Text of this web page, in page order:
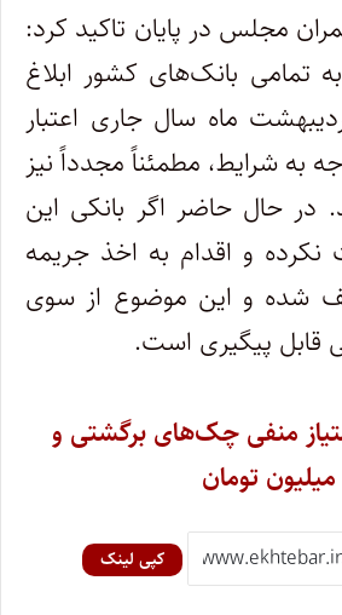
مجلس در پایان تاکید کرد:
تمامی بانک‌های کشور ابلاغ
ماه سال جاری اعتبار
به شرایط، مطمئناً مجدداً نیز
در حال حاضر اگر بانکی این
نکرده و اقدام به اخذ جریمه
شده و این موضوع از سوی
قابل پیگیری است.
منفی چک‌های برگشتی و
کپی لینک